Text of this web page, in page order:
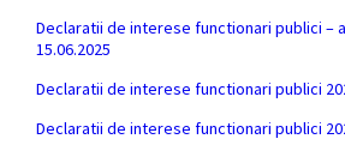
Declaratii de interese functionari publici –
15.06.2025
Declaratii de interese functionari publici
Declaratii de interese functionari publici